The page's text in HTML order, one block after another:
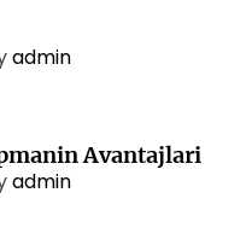
admin
Avantajlari
admin